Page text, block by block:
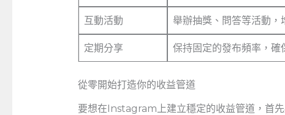
互動活動 舉辦抽獎、問答等活動，
定期分享 保持固定的發布頻率，確
從零開始打造你的收益管道
要想在Instagram上建立穩定的收益管道，首